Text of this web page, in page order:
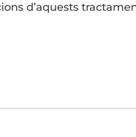
d’aquests